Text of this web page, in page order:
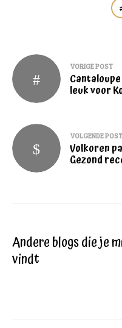
Bericht
navigatie
VORIGE POST
leuk voor
VOLGENDE POST
Volkoren
Gezond
Andere blogs die je
vindt